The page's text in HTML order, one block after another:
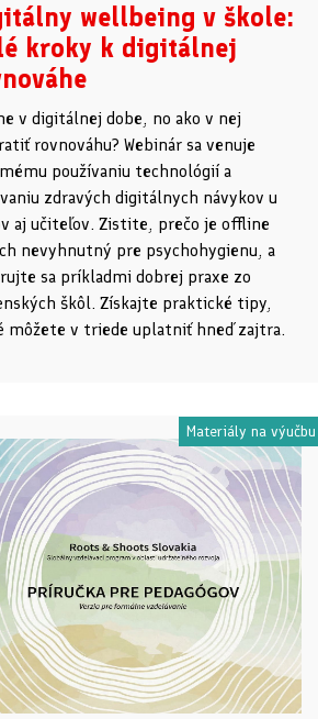
wellbeing v škole:
kroky k digitálnej
v digitálnej dobe, no ako v nej
rovnováhu? Webinár sa venuje
používaniu technológií a
zdravých digitálnych návykov u
aj učiteľov. Zistite, prečo je offline
nevyhnutný pre psychohygienu, a
sa príkladmi dobrej praxe zo
škôl. Získajte praktické tipy,
môžete v triede uplatniť hneď zajtra.
Materiály na výučbu